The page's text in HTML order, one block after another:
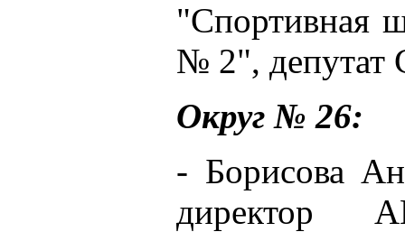
"Спортивная
№ 2", депутат
Округ № 26:
- Борисова
директор